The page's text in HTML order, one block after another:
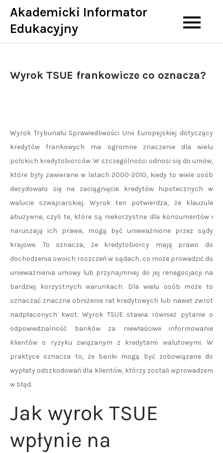
Skip
content
Akademicki Informator
Edukacyjny
Wyrok TSUE frankowicze co oznacza?
Wyrok Trybunału Sprawiedliwości Unii Europejskiej dotyczący
kredytów frankowych ma ogromne znaczenie dla wielu
polskich kredytobiorców. W szczególności odnosi się do umów,
które były zawierane w latach 2000-2010, kiedy to wiele osób
decydowało się na zaciągnięcie kredytów hipotecznych w
walucie szwajcarskiej. Wyrok ten potwierdza, że klauzule
abuzywne, czyli te, które są niekorzystne dla konsumentów i
naruszają ich prawa, mogą być unieważnione przez sądy
krajowe. To oznacza, że kredytobiorcy mają prawo do
dochodzenia swoich roszczeń w sądach, co może prowadzić do
unieważnienia umowy lub przynajmniej do jej renegocjacji na
bardziej korzystnych warunkach. Dla wielu osób może to
oznaczać znaczne obniżenie rat kredytowych lub nawet zwrot
nadpłaconych kwot. Wyrok TSUE stawia również pytanie o
odpowiedzialność banków za niewłaściwe informowanie
klientów o ryzyku związanym z kredytami walutowymi. W
praktyce oznacza to, że banki mogą być zobowiązane do
wypłaty odszkodowań dla klientów, którzy zostali wprowadzeni
w błąd.
Jak wyrok TSUE
wpłynie na